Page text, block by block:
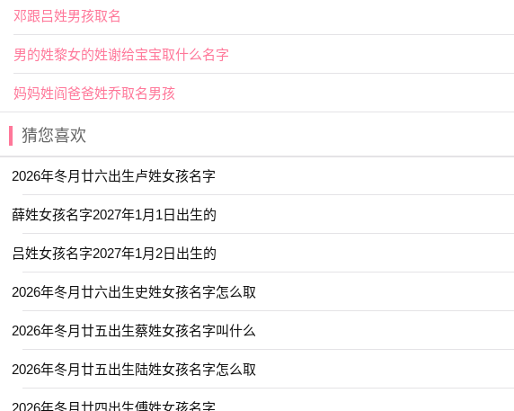
【亦仁】 【云昕】 【书蕴】 【周尹】
【君语】 【光乾】 【仕淇】 【其书】
【勉樟】 【俊彬】 【俊赫】 【亓亚】
【周沐】 【书承】 【亦君】 【乔毅】
【乐善】 【凯弈】 【乐钧】 【仁宇】
【加诺】 【启瀚】 【亦航】 【其晟】
【与夏】 【仕豪】 【乐溱】 【仰浩】
【叶峻】 【允廷】 【品昔】 【华聿】
【君庭】 【启书】 【乐珈】 【云栋】
【哲辉】 【兆恒】 【冰洋】 【丁尉】
【云枫】 【传炜】 【乐川】 【冬绎】
【之学】 【卓稷】 【嘉丞】 【咏逍】
【乐洋】 【华策】 【书闻】 【书智】
邓跟吕姓男孩取名
男的姓黎女的姓谢给宝宝取什么名字
妈妈姓阎爸爸姓乔取名男孩
猜您喜欢
2026年冬月廿六出生卢姓女孩名字
薛姓女孩名字2027年1月1日出生的
吕姓女孩名字2027年1月2日出生的
2026年冬月廿六出生史姓女孩名字怎么取
2026年冬月廿五出生蔡姓女孩名字叫什么
2026年冬月廿五出生陆姓女孩名字怎么取
2026年冬月廿四出生傅姓女孩名字